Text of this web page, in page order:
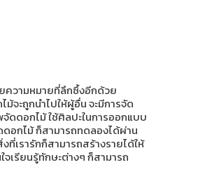
ความหมายที่ลึกซึ้งอีกด้วย
จะถูกนำไปให้ผู้อื่น จะมีการจัด
ดดอกไม้ ใช้ศิลปะในการออกแบบ
ดอกไม้ ก็สามารถทดลองได้ผ่าน
ที่เรารักก็สามารถสร้างรายได้ให้
เรียนรู้ทักษะต่างๆ ก็สามารถ